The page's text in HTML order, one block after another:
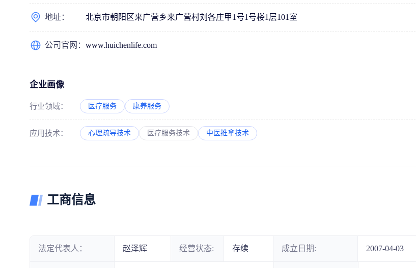
地址： 北京市朝阳区来广营乡来广营村刘各庄甲1号1号楼1层101室
公司官网： www.huichenlife.com
企业画像
行业领域： 医疗服务 康养服务
应用技术： 心理疏导技术 医疗服务技术 中医推拿技术
工商信息
法定代表人： 赵泽辉 经营状态: 存续 成立日期: 2007-04-03